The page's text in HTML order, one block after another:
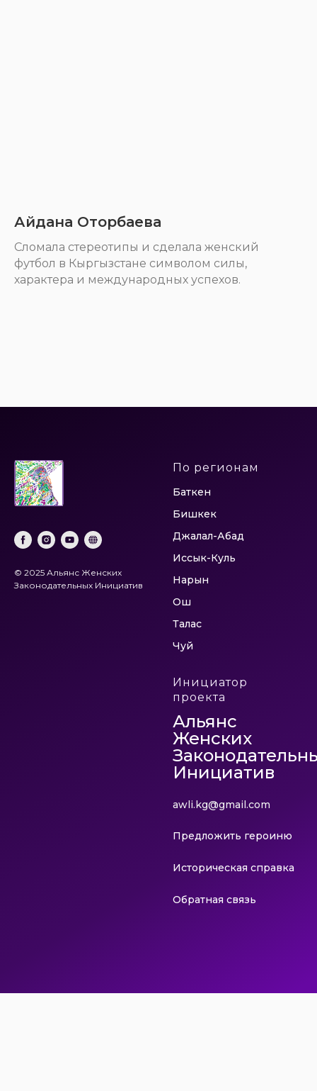
Айдана Оторбаева
Cломала стереотипы и сделала женский
футбол в Кыргызстане символом силы,
характера и международных успехов.
© 2025 Альянс Женских
Законодательных Инициатив
По регионам
Баткен
Бишкек
Джалал-Абад
Иссык-Куль
Нарын
Ош
Талас
Чуй
Инициатор
проекта
Альянс
Женских
Инициатив
awli.kg@gmail.com
Предложить героиню
Историческая справка
Обратная связь